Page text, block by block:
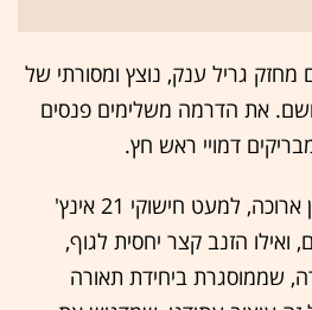
גריל ענק, נוצץ ומסורתי של
את הדרמה משלימים פנסים
דמויי ראש חץ.
פרופיל הצד מזכיר סטיישן ארוכה, למעט חישוקי 21 אינץ'
ואילו הזנב קצר יחסית לגוף,
שממוסגרת ביחידת תאורה